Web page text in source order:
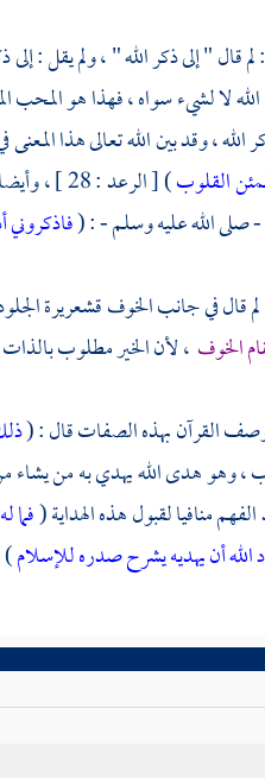
قال " إلى ذكر الله " ، ولم يقل :
لا لشيء سواه ، فهذا هو المحب
الله ، وقد بين الله تعالى هذا
القلوب) [ الرعد : 28 ] ، وأيضا قال لأمة
- صلى الله عليه وسلم - : (
لم قال في جانب الخوف قشعريرة
الخوف ، لأن الخير مطلوب
وصف القرآن بهذه الصفات قال : (
، وهو هدى الله يهدي به من
الفهم منافيا لقبول هذه الهداية (فما
الله أن يهديه يشرح صدره للإسلام)